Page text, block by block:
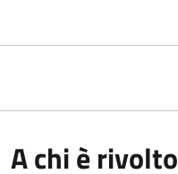
A chi è rivolto